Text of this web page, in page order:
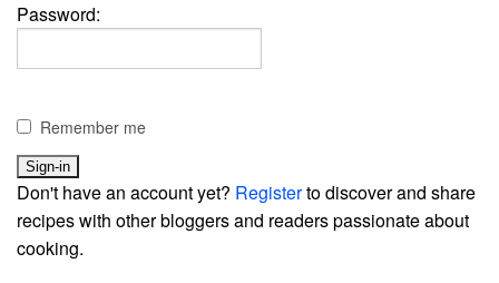
Password:
Remember me
Don't have an account yet? Registerto discover and share
recipes with other bloggers and readers passionate about
cooking.